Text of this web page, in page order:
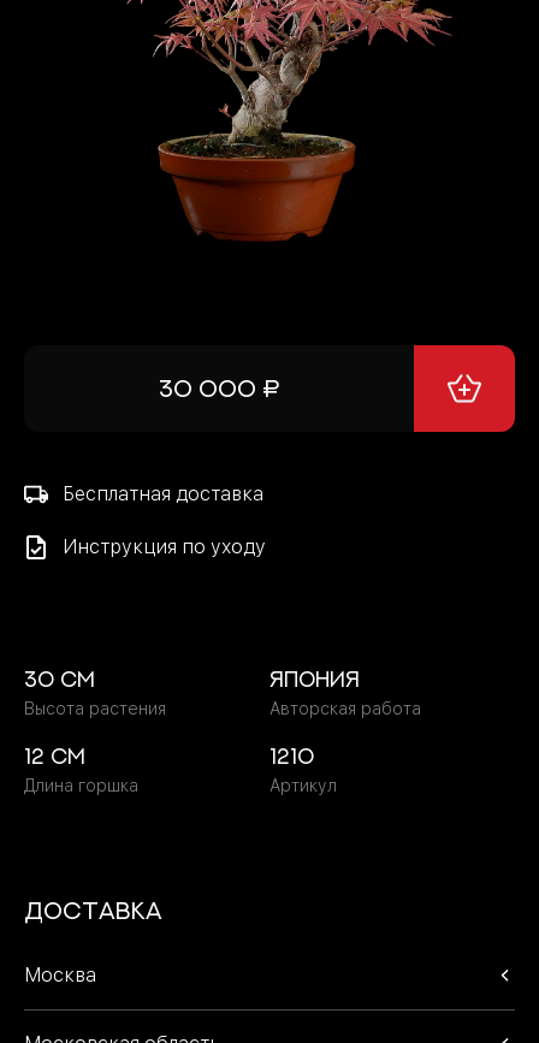
8 926 528-17-01
30 cм
Высота растения
12 cм
Длина горшка
Япония
Авторская работа
1210
Артикул
Бесплатная доставка
Инструкция по уходу
30 000 ₽
Доставка
Москва